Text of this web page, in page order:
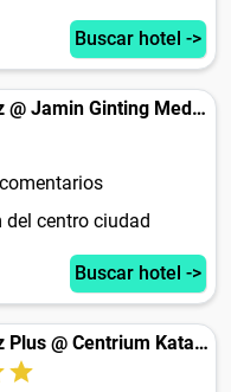
Buscar hotel ->
RedDoorz @ Jamin Ginting Medan
del centro ciudad
Buscar hotel ->
RedDoorz Plus @ Centrium Katamso Medan